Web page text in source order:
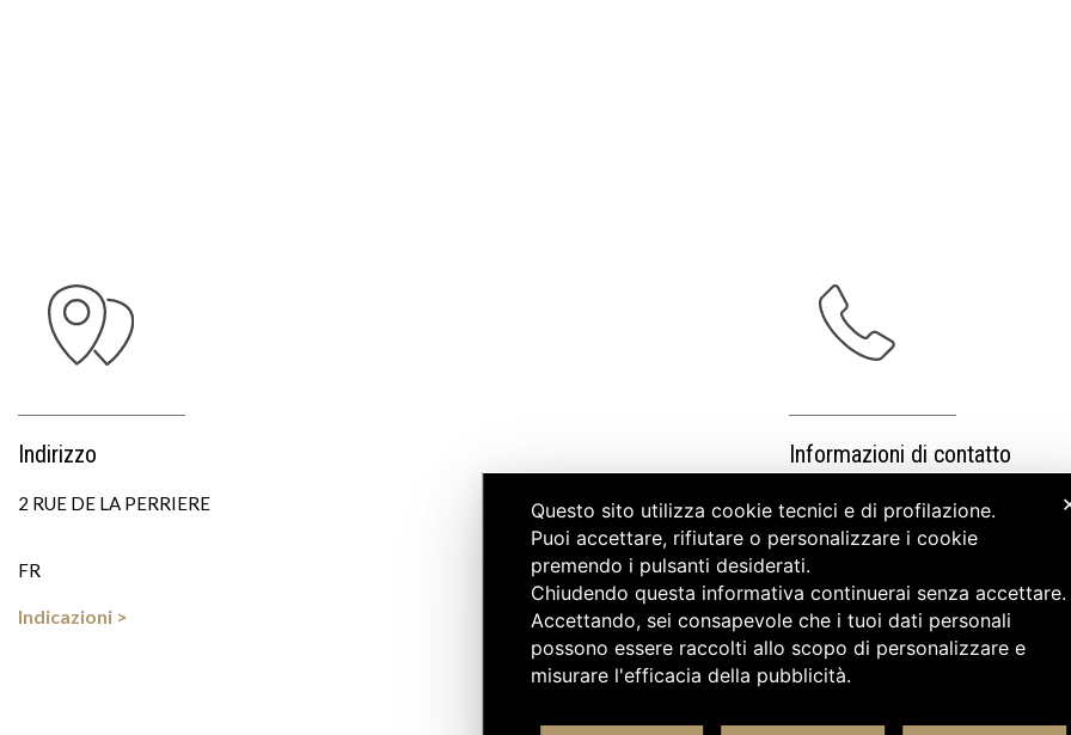
Indirizzo
2 RUE DE LA PERRIERE
FR
Indicazioni >
Informazioni di contatto
Questo sito utilizza cookie tecnici e di profilazione.
Puoi accettare, rifiutare o personalizzare i cookie
premendo i pulsanti desiderati.
Chiudendo questa informativa continuerai senza
Accettando, sei consapevole che i tuoi dati personali
possono essere raccolti allo scopo di personalizzare e
misurare l'efficacia della pubblicità.